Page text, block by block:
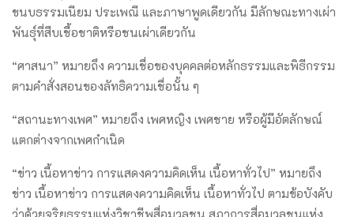
ขนบธรรมเนียม ประเพณี และภาษาพูดเดียวกัน มีลักษณะทางเผ่า
พันธุ์ที่สืบเชื้อชาติหรือชนเผ่าเดียวกัน
“ศาสนา” หมายถึง ความเชื่อของบุคคลต่อหลักธรรมและพิธีกรรม
ตามคำสั่งสอนของลัทธิความเชื่อนั้น ๆ
“สถานะทางเพศ” หมายถึง เพศหญิง เพศชาย หรือผู้มีอัตลักษณ์
แตกต่างจากเพศกำเนิด
“ข่าว เนื้อหาข่าว การแสดงความคิดเห็น เนื้อหาทั่วไป” หมายถึง
ข่าว เนื้อหาข่าว การแสดงความคิดเห็น เนื้อหาทั่วไป ตามข้อบังคับ
ว่าด้วยจริยธรรมแห่งวิชาชีพสื่อมวลชน สภาการสื่อมวลชนแห่ง